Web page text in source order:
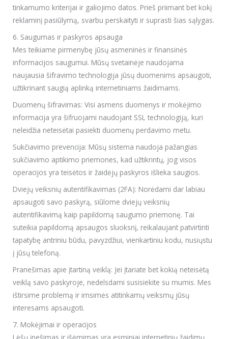
tinkamumo kriterijai ir galiojimo datos. Prieš priimant bet kokį
reklaminį pasiūlymą, svarbu perskaityti ir suprasti šias sąlygas.
6. Saugumas ir paskyros apsauga
Mes teikiame pirmenybę jūsų asmeninės ir finansinės
informacijos saugumui. Mūsų svetainėje naudojama
naujausia šifravimo technologija jūsų duomenims apsaugoti,
užtikrinant saugią aplinką internetiniams žaidimams.
Duomenų šifravimas: Visi asmens duomenys ir mokėjimo
informacija yra šifruojami naudojant SSL technologiją, kuri
neleidžia neteisėtai pasiekti duomenų perdavimo metu.
Sukčiavimo prevencija: Mūsų sistema naudoja pažangias
sukčiavimo aptikimo priemones, kad užtikrintų, jog visos
operacijos yra teisėtos ir žaidėjų paskyros išlieka saugios.
Dviejų veiksnių autentifikavimas (2FA): Norėdami dar labiau
apsaugoti savo paskyrą, siūlome dviejų veiksnių
autentifikavimą kaip papildomą saugumo priemonę. Tai
suteikia papildomą apsaugos sluoksnį, reikalaujant patvirtinti
tapatybę antriniu būdu, pavyzdžiui, vienkartiniu kodu, nusiųstu
į jūsų telefoną.
Pranešimas apie įtartiną veiklą: Jei įtariate bet kokią neteisėtą
veiklą savo paskyroje, nedelsdami susisiekite su mumis. Mes
ištirsime problemą ir imsimės atitinkamų veiksmų jūsų
interesams apsaugoti.
7. Mokėjimai ir operacijos